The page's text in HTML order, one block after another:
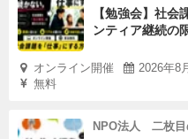
【勉強会】社会
ンティア継続の
オンライン開催
2026年8
無料
NPO法人 二枚目